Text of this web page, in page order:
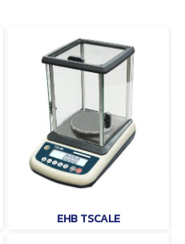
EHB TSCALE